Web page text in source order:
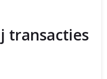
transacties